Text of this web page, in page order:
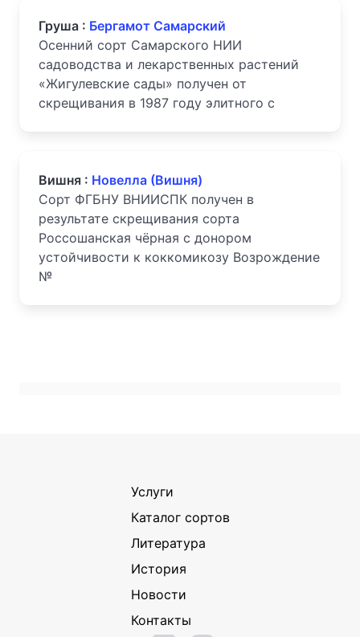
Груша : Бергамот Самарский
Осенний сорт Самарского НИИ
садоводства и лекарственных растений
«Жигулевские сады» получен от
скрещивания в 1987 году элитного с
Вишня : Новелла (Вишня)
Сорт ФГБНУ ВНИИСПК получен в
результате скрещивания сорта
Россошанская чёрная с донором
устойчивости к коккомикозу Возрождение
№
Услуги
Каталог сортов
Литература
История
Новости
Контакты